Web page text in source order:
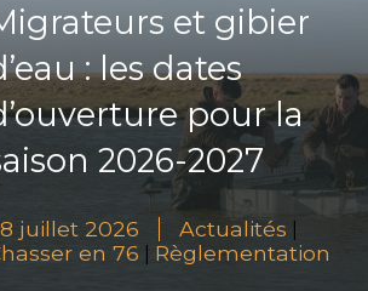
et gibier
: les dates
pour la
2026-2027
juillet 2026 Actualités
en 76 Règlementation